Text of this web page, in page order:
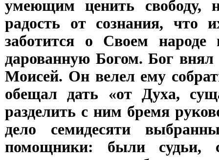
умеющим ценить
радость от сознания,
заботится о Своем
дарованную Богом. Бог
Моисей. Он велел ему
обещал дать «от Духа,
разделить с ним бремя
дело семидесяти
помощники: были судьи,